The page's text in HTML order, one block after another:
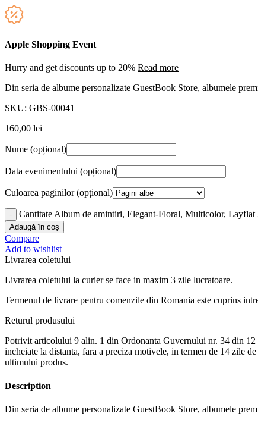
Apple Shopping Event
Hurry and get discounts up to 20% Read more
Din seria de albume personalizate GuestBook Store, albumele
SKU: GBS-00041
160,00 lei
Nume (opțional)
Data evenimentului (opțional)
Culoarea paginilor(opțional)
Cantitate Album de amintiri, Elegant-Floral, Multicolor, Layflat
Adaugă în coș
Compare
Add to wishlist
Livrarea coletului
Livrarea coletului la curier se face in maxim 3 zile lucratoare.
Termenul de livrare pentru comenzile din Romania este cuprins
Returul produsului
Potrivit articolului 9 alin. 1 din Ordonanta Guvernului nr. 34 din
incheiate la distanta, fara a preciza motivele, in termen de 14 zile
ultimului produs.
Description
Din seria de albume personalizate GuestBook Store, albumele